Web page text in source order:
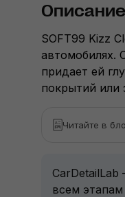
Описание
SOFT99 Kizz
автомобилях.
придает ей
покрытий или
Читайте в
всем